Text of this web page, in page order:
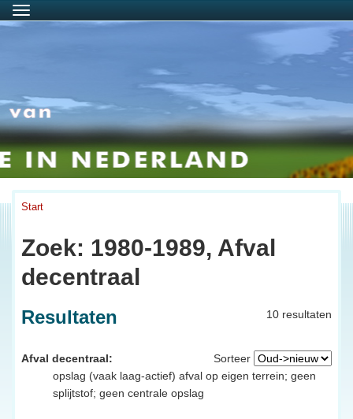
Menu
Start
Zoek: 1980-1989, Afval
decentraal
10 resultaten
Resultaten
Sorteer
Afval decentraal:
opslag (vaak laag-actief) afval op eigen terrein; geen
splijtstof; geen centrale opslag